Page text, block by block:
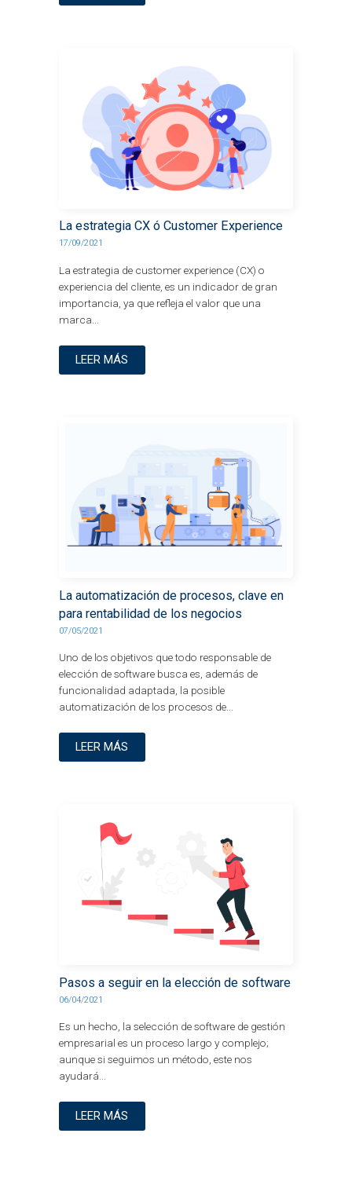
La estrategia CX ó Customer Experience
17/09/2021
La estrategia de customer experience (CX) o
experiencia del cliente, es un indicador de gran
importancia, ya que refleja el valor que una
marca...
LEER MÁS
La automatización de procesos, clave en
para rentabilidad de los negocios
07/05/2021
Uno de los objetivos que todo responsable de
elección de software busca es, además de
funcionalidad adaptada, la posible
automatización de los procesos de...
LEER MÁS
Pasos a seguir en la elección de software
06/04/2021
Es un hecho, la selección de software de gestión
empresarial es un proceso largo y complejo;
aunque si seguimos un método, este nos
ayudará...
LEER MÁS